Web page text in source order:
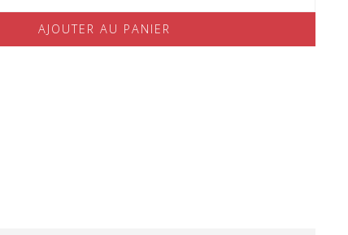
AJOUTER AU PANIER